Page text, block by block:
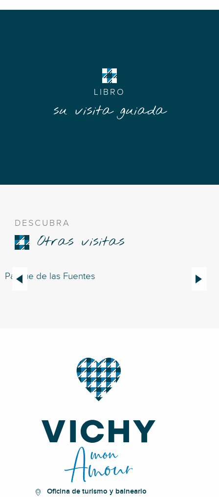
LIBRO
su visita guiada
DESCUBRA
Otras visitas
Parque de las Fuentes
Oficina de turismo y balneario